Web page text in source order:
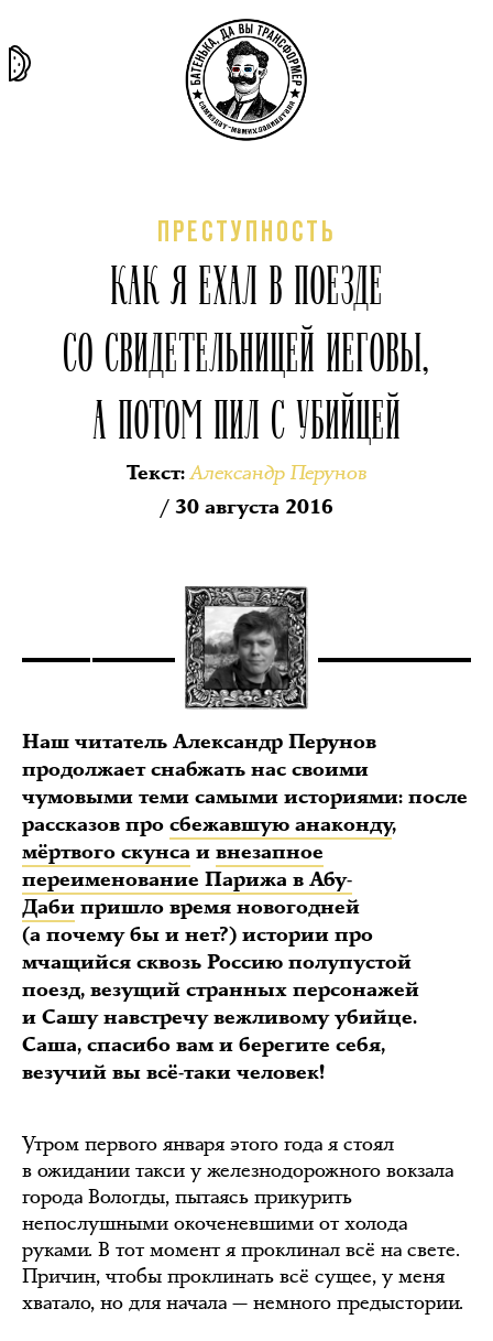
ПРЕСТУПНОСТЬ
КАК Я ЕХАЛ В ПОЕЗДЕ
СО СВИДЕТЕЛЬНИЦЕЙ ИЕГОВЫ,
А ПОТОМ ПИЛ С УБИЙЦЕЙ
Текст:Александр Перунов
/ 30 августа 2016
Наш читатель Александр Перунов
продолжает снабжать нас своими
чумовыми теми самыми историями: после
рассказов про сбежавшую анаконду,
мёртвого скунса и внезапное
переименование Парижа в Абу-
Даби пришло время новогодней
(а почему бы и нет?) истории про
мчащийся сквозь Россию полупустой
поезд, везущий странных персонажей
и Сашу навстречу вежливому убийце.
Саша, спасибо вам и берегите себя,
везучий вы всё-таки человек!
Утром первого января этого года я стоял
в ожидании такси у железнодорожного вокзала
города Вологды, пытаясь прикурить
непослушными окоченевшими от холода
руками. В тот момент я проклинал всё на свете.
Причин, чтобы проклинать всё сущее, у меня
хватало, но для начала — немного предыстории.